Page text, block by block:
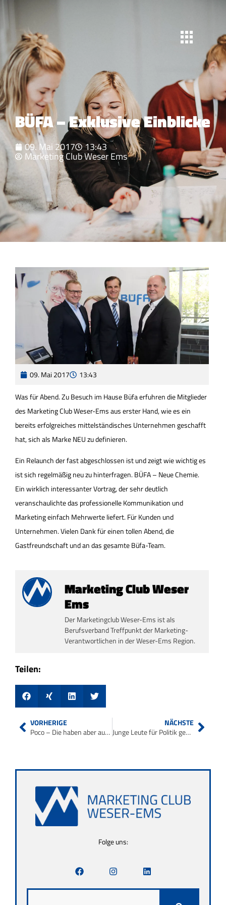
BÜFA – Exklusive Einblicke
09. Mai 2017 13:43
Marketing Club Weser Ems
09. Mai 2017 13:43
Was für Abend. Zu Besuch im Hause Büfa erfuhren die Mitglieder
des Marketing Club Weser-Ems aus erster Hand, wie es ein
bereits erfolgreiches mittelständisches Unternehmen geschafft
hat, sich als Marke NEU zu definieren.
Ein Relaunch der fast abgeschlossen ist und zeigt wie wichtig es
ist sich regelmäßig neu zu hinterfragen. BÜFA – Neue Chemie.
Ein wirklich interessanter Vortrag, der sehr deutlich
veranschaulichte das professionelle Kommunikation und
Marketing einfach Mehrwerte liefert. Für Kunden und
Unternehmen. Vielen Dank für einen tollen Abend, die
Gastfreundschaft und an das gesamte Büfa-Team.
Marketing Club Weser
Ems
Der Marketingclub Weser-Ems ist als
Berufsverband Treffpunkt der Marketing-
Verantwortlichen in der Weser-Ems Region.
Teilen:
VORHERIGE
Poco – Die haben aber auch fast alles.
NÄCHSTE
Junge Leute für Politik gewinnen
Folge uns: